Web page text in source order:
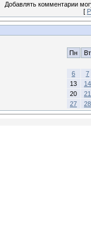
Добавлять комментарии
[
Пн Вт
6
7
13
14
20
21
27
28